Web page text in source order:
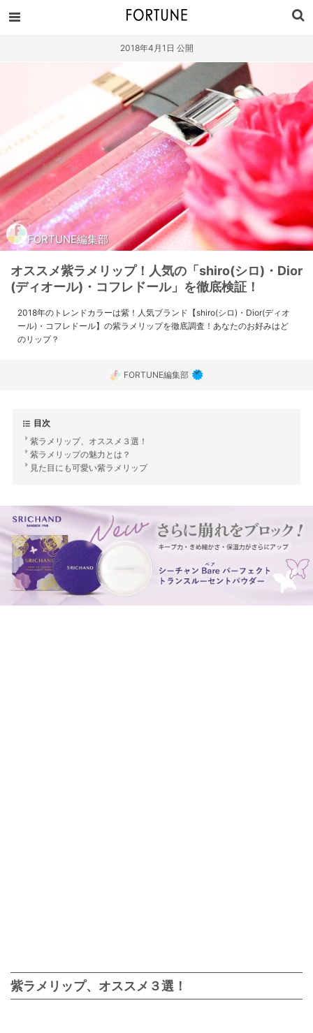
2018年4月1日 公開
FORTUNE編集部
オススメ紫ラメリップ！人気の「shiro(シロ)・Dior
(ディオール)・コフレドール」を徹底検証！
2018年のトレンドカラーは紫！人気ブランド【shiro(シロ)・Dior(ディオ
ール)・コフレドール】の紫ラメリップを徹底調査！あなたのお好みはど
のリップ？
FORTUNE編集部
目次
紫ラメリップ、オススメ３選！
紫ラメリップの魅力とは？
見た目にも可愛い紫ラメリップ
紫ラメリップ、オススメ３選！